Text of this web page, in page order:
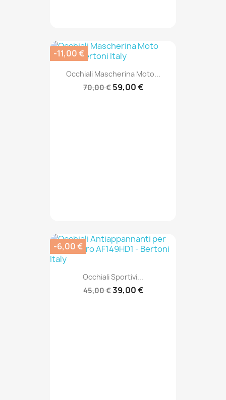
Occhiali Mascherina Moto...
70,00 € 59,00 €
-11,00 €
Occhiali Sportivi...
45,00 €39,00 €
-6,00 €